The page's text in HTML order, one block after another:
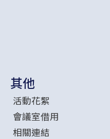
其他
活動花絮
會議室借用
相關連結